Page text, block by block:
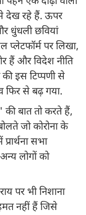
से देख रहे हैं. ऊपर
धुंधली छवियां
प्लेटफॉर्म पर लिखा,
हैं और विदेश नीति
की इस टिप्पणी से
फिर से बढ़ गया.
की बात तो करते हैं,
जो कोरोना के
सभा
लोगों को
पर भी निशाना
नहीं हैं जिसे